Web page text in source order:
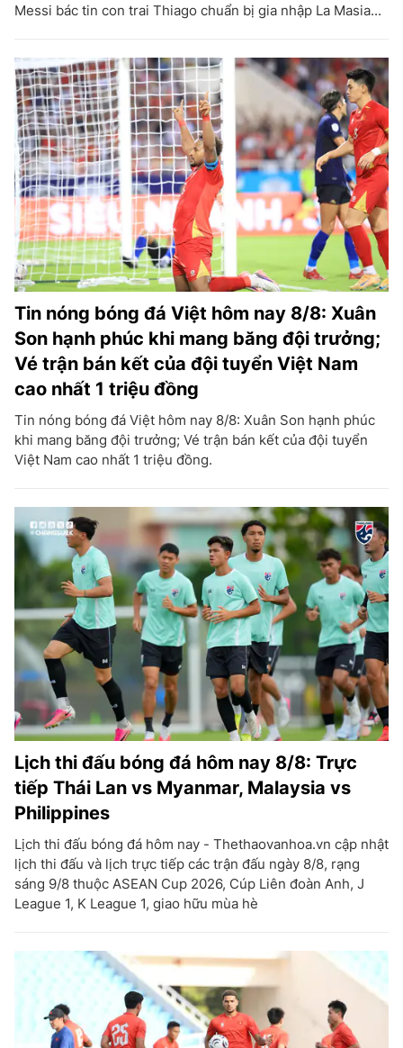
Messi bác tin con trai Thiago chuẩn bị gia nhập La Masia...
Tin nóng bóng đá Việt hôm nay 8/8: Xuân
Son hạnh phúc khi mang băng đội trưởng;
Vé trận bán kết của đội tuyển Việt Nam
cao nhất 1 triệu đồng
Tin nóng bóng đá Việt hôm nay 8/8: Xuân Son hạnh phúc
khi mang băng đội trưởng; Vé trận bán kết của đội tuyển
Việt Nam cao nhất 1 triệu đồng.
Lịch thi đấu bóng đá hôm nay 8/8: Trực
tiếp Thái Lan vs Myanmar, Malaysia vs
Philippines
Lịch thi đấu bóng đá hôm nay - Thethaovanhoa.vn cập nhật
lịch thi đấu và lịch trực tiếp các trận đấu ngày 8/8, rạng
sáng 9/8 thuộc ASEAN Cup 2026, Cúp Liên đoàn Anh, J
League 1, K League 1, giao hữu mùa hè